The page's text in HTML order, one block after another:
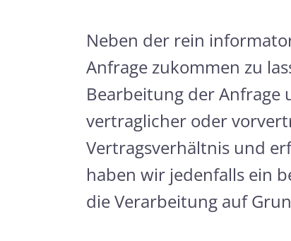
Neben der rein
Anfrage zukommen zu
Bearbeitung der Anfrage
vertraglicher oder
Vertragsverhältnis und
haben wir jedenfalls ein
die Verarbeitung auf